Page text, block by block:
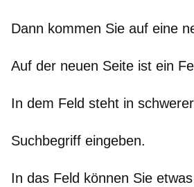
Dann kommen Sie auf eine
Auf der neuen Seite ist ein
In dem Feld steht in
Suchbegriff eingeben.
In das Feld können Sie